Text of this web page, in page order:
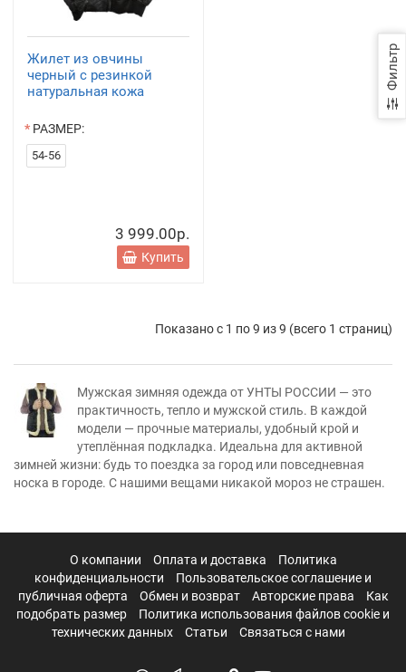
Фильтр
Жилет из овчины
черный с резинкой
натуральная кожа
РАЗМЕР:
54-56
3 999.00р.
Купить
Показано с 1 по 9 из 9 (всего 1 страниц)
Мужская зимняя одежда от УНТЫ РОССИИ — это
практичность, тепло и мужской стиль. В каждой
модели — прочные материалы, удобный крой и
утеплённая подкладка. Идеальна для активной
зимней жизни: будь то поездка за город или повседневная
носка в городе. С нашими вещами никакой мороз не страшен.
О компании Оплата и доставка
Политика
конфиденциальности
Пользовательское соглашение и
публичная оферта
Обмен и возврат Авторские права
Как
подобрать размер
Политика использования файлов cookie и
технических данных
Статьи Связаться с нами